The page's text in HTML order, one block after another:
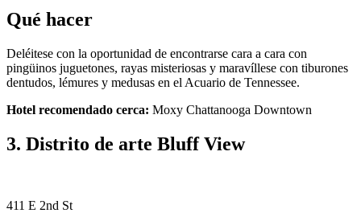
Qué hacer
Deléitese con la oportunidad de encontrarse cara a cara con
pingüinos juguetones, rayas misteriosas y maravíllese con tiburones
dentudos, lémures y medusas en el Acuario de Tennessee.
Hotel recomendado cerca: Moxy Chattanooga Downtown
3. Distrito de arte Bluff View
411 E 2nd St